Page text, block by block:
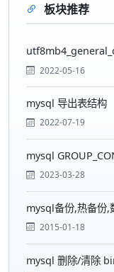
板块推荐
2022-05-16
mysql 导出表结构
2022-07-19
mysql
2023-03-28
mysql备份,热备份,
2015-01-18
mysql 删除/清除